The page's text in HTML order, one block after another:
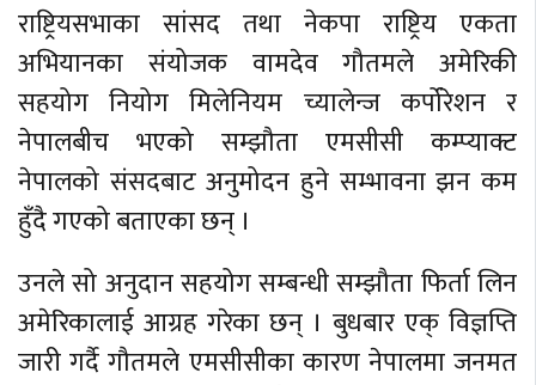
राष्ट्रियसभाका सांसद तथा नेकपा राष्ट्रिय एकता
अभियानका संयोजक वामदेव गौतमले अमेरिकी
सहयोग नियोग मिलेनियम च्यालेन्ज कर्पोरेशन र
नेपालबीच भएको सम्झौता एमसीसी कम्प्याक्ट
नेपालको संसदबाट अनुमोदन हुने सम्भावना झन कम
हुँदै गएको बताएका छन् ।
उनले सो अनुदान सहयोग सम्बन्धी सम्झौता फिर्ता लिन
अमेरिकालाई आग्रह गरेका छन् । बुधबार एक् विज्ञप्ति
जारी गर्दै गौतमले एमसीसीका कारण नेपालमा जनमत